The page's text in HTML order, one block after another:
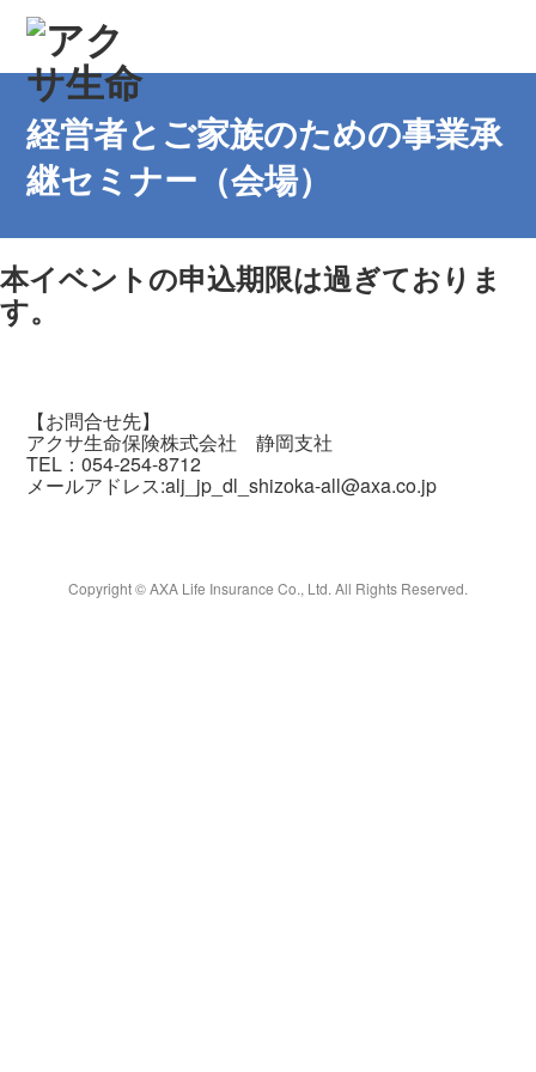
経営者とご家族のための事業承
継セミナー（会場）
本イベントの申込期限は過ぎておりま
す。
【お問合せ先】
アクサ生命保険株式会社 静岡支社
TEL：054-254-8712
メールアドレス:alj_jp_dl_shizoka-all@axa.co.jp
Copyright © AXA Life Insurance Co., Ltd. All Rights Reserved.